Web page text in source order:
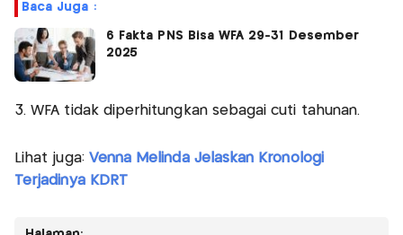
Baca Juga :
6 Fakta PNS Bisa WFA 29-31 Desember
2025
3. WFA tidak diperhitungkan sebagai cuti tahunan.
Lihat juga: Venna Melinda Jelaskan Kronologi
Terjadinya KDRT